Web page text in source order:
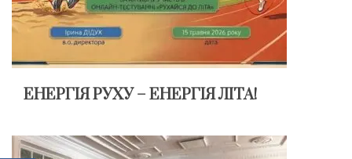
ЕНЕРГІЯ РУХУ – ЕНЕРГІЯ ЛІТА!